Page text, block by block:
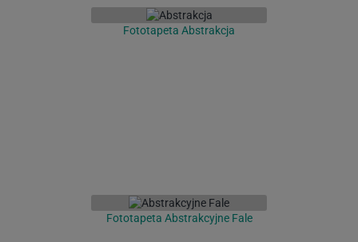
Fototapeta Abstrakcja
Fototapeta Abstrakcyjne Fale